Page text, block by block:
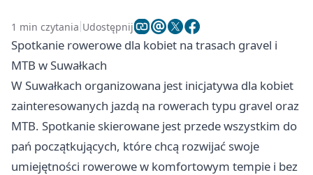
1 min czytania Udostępnij
Spotkanie rowerowe dla kobiet na trasach gravel i
MTB w Suwałkach
W Suwałkach organizowana jest inicjatywa dla kobiet
zainteresowanych jazdą na rowerach typu gravel oraz
MTB. Spotkanie skierowane jest przede wszystkim do
pań początkujących, które chcą rozwijać swoje
umiejętności rowerowe w komfortowym tempie i bez